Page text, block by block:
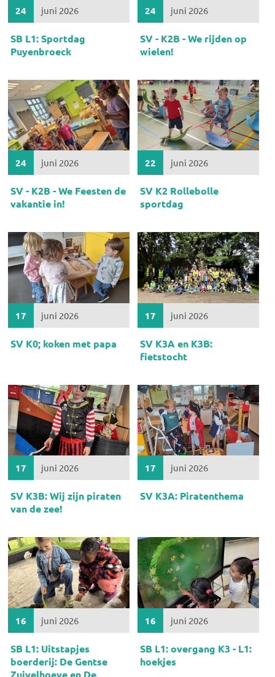
24 juni 2026
SB L1: Sportdag
Puyenbroeck
24 juni 2026
SV - K2B - We rijden op
wielen!
24 juni 2026
SV - K2B - We Feesten de
vakantie in!
22 juni 2026
SV K2 Rollebolle
sportdag
17 juni 2026
SV K0; koken met papa
17 juni 2026
SV K3A en K3B:
fietstocht
17 juni 2026
SV K3B: Wij zijn piraten
van de zee!
17 juni 2026
SV K3A: Piratenthema
16 juni 2026
SB L1: Uitstapjes
boerderij: De Gentse
Zuivelhoeve en De
16 juni 2026
SB L1: overgang K3 - L1:
hoekjes